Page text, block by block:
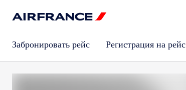
Забронировать рейс Регистрация на рейс